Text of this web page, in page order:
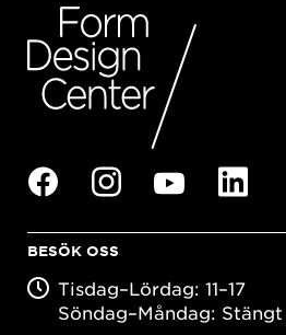
BESÖK OSS
Tisdag–Lördag: 11–17
Söndag–Måndag: Stängt